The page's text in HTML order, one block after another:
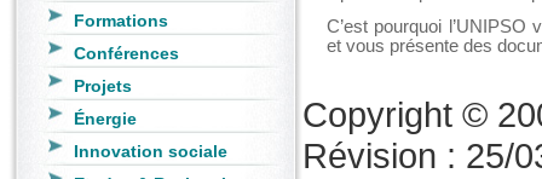
Formations
Conférences
Projets
Énergie
Innovation sociale
C’est pourquoi
et vous présente des
Copyright ©
Révision : 25/